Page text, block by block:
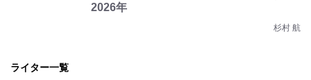
2026年
杉村 航
ライター一覧